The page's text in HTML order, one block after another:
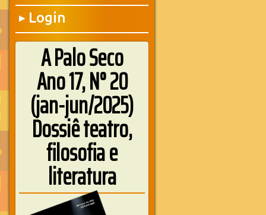
▶ Login
A Palo Seco
Ano 17, N° 20
(jan-jun/2025)
Dossiê teatro,
filosofia e
literatura